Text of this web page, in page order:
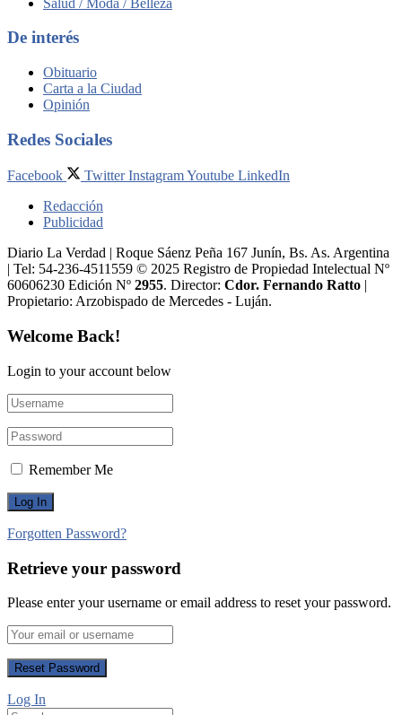
De interés
Obituario
Carta a la Ciudad
Opinión
Redes Sociales
Facebook Twitter InstagramYoutube LinkedIn
Redacción
Publicidad
Diario La Verdad | Roque Sáenz Peña 167 Junín, Bs. As. Argentina
| Tel: 54-236-4511559 © 2025 Registro de Propiedad Intelectual Nº
60606230 Edición Nº 2955. Director:​ Cdor. Fernando Ratto |
Propietario:​ Arzobispado de Mercedes - Luján.
Welcome Back!
Login to your account below
Remember Me
Forgotten Password?
Retrieve your password
Please enter your username or email address to reset your password.
Log In